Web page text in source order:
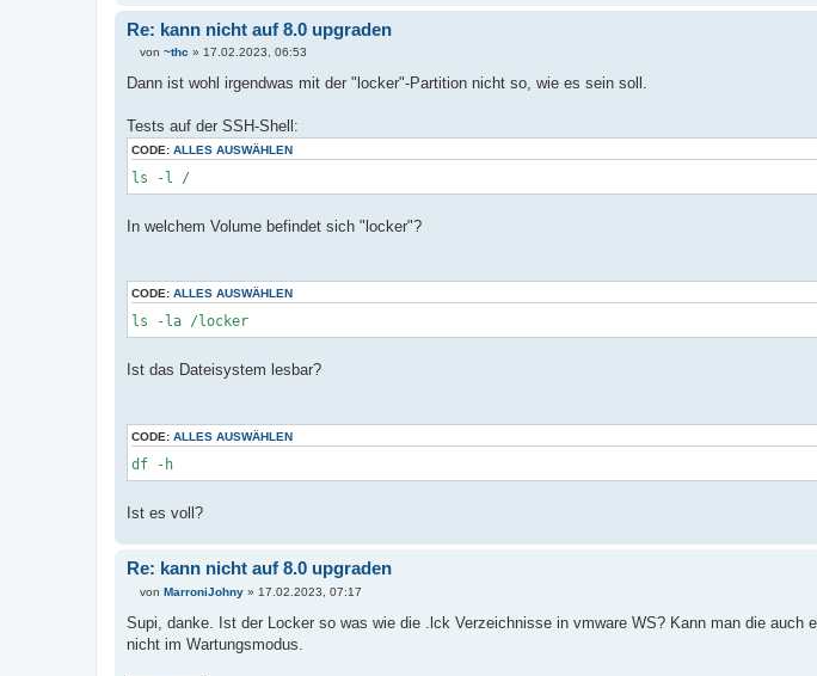
Re: kann nicht auf 8.0 upgraden
i
a
g
von ~thc » 17.02.2023, 06:53
Dann ist wohl irgendwas mit der "locker"-Partition nicht so, wie es sein soll.
Tests auf der SSH-Shell:
CODE: ALLES AUSWÄHLEN
ls -l /
In welchem Volume befindet sich "locker"?
CODE: ALLES AUSWÄHLEN
ls -la /locker
Ist das Dateisystem lesbar?
CODE: ALLES AUSWÄHLEN
df -h
Ist es voll?
Re: kann nicht auf 8.0 upgraden
i
t
von MarroniJohny » 17.02.2023, 07:17
Supi, danke. Ist der Locker so was wie die .lck Verzeichnisse in vmware WS? Kann man die auch
nicht im Wartungsmodus.